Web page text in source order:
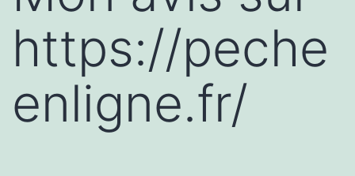
https://peche
enligne.fr/